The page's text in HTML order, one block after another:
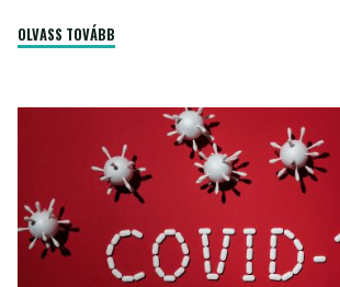
OLVASS TOVÁBB
koronavírus
kutatási
adatainak"